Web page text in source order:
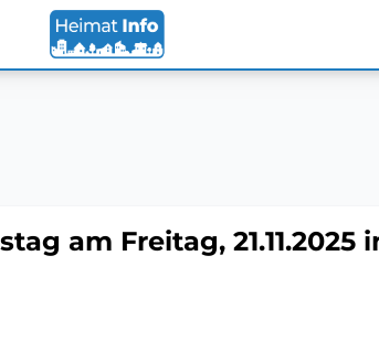
am Freitag, 21.11.2025